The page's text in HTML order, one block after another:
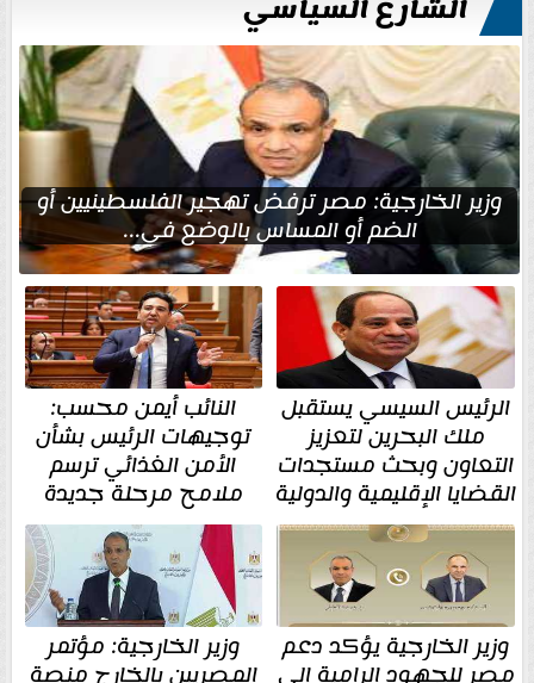
الشارع السياسي
وزير الخارجية: مصر ترفض تهجير الفلسطينيين أو
الضم أو المساس بالوضع في...
الرئيس السيسي يستقبل
ملك البحرين لتعزيز
التعاون وبحث مستجدات
القضايا الإقليمية والدولية
النائب أيمن محسب:
توجيهات الرئيس بشأن
الأمن الغذائي ترسم
ملامح مرحلة جديدة
وزير الخارجية يؤكد دعم
مصر للجهود الرامية إلى
وزير الخارجية: مؤتمر
المصريين بالخارج منصة